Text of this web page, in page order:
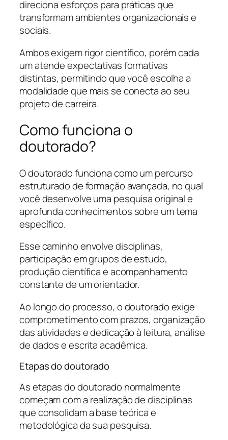
direciona esforços para práticas que
transformam ambientes organizacionais e
sociais.
Ambos exigem rigor científico, porém cada
um atende expectativas formativas
distintas, permitindo que você escolha a
modalidade que mais se conecta ao seu
projeto de carreira.
Como funciona o
doutorado?
O doutorado funciona como um percurso
estruturado de formação avançada, no qual
você desenvolve uma pesquisa original e
aprofunda conhecimentos sobre um tema
específico.
Esse caminho envolve disciplinas,
participação em grupos de estudo,
produção científica e acompanhamento
constante de um orientador.
Ao longo do processo, o doutorado exige
comprometimento com prazos, organização
das atividades e dedicação à leitura, análise
de dados e escrita acadêmica.
Etapas do doutorado
As etapas do doutorado normalmente
começam com a realização de disciplinas
que consolidam a base teórica e
metodológica da sua pesquisa.